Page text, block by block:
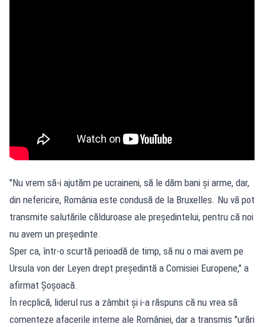
"Nu vrem să-i ajutăm pe ucraineni, să le dăm bani și arme, dar,
din nefericire, România este condusă de la Bruxelles. Nu vă pot
transmite salutările călduroase ale președintelui, pentru că noi
nu avem un președinte.
Sper ca, într-o scurtă perioadă de timp, să nu o mai avem pe
Ursula von der Leyen drept președintă a Comisiei Europene," a
afirmat Șoșoacă.
În recplică, liderul rus a zâmbit și i-a răspuns că nu vrea să
comenteze afacerile interne ale României, dar a transmis "urări